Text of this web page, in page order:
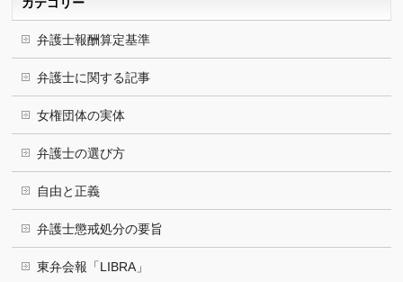
弁護士報酬算定基準
弁護士に関する記事
女権団体の実体
弁護士の選び方
自由と正義
弁護士懲戒処分の要旨
東弁会報「LIBRA」